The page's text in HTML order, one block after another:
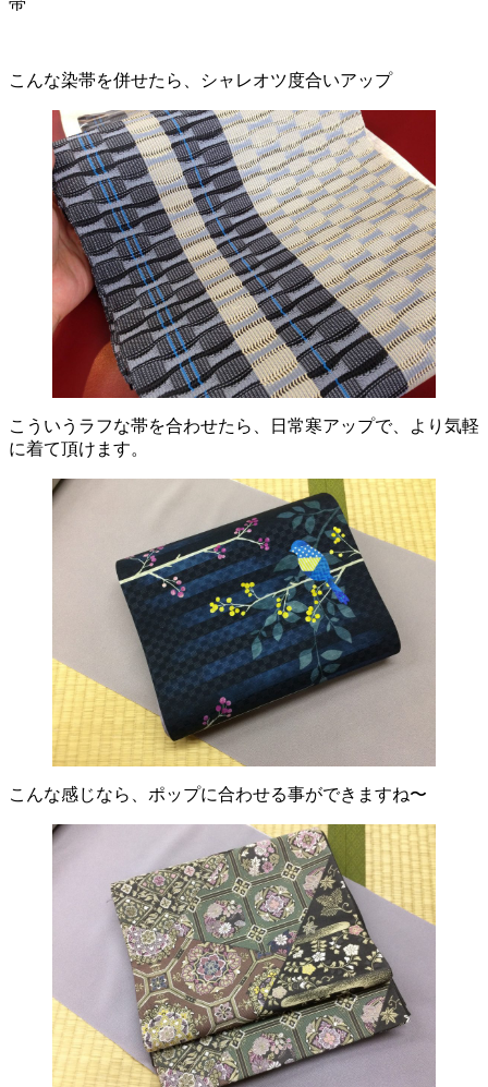
こんな染帯を併せたら、シャレオツ度合いアップ
こういうラフな帯を合わせたら、日常寒アップで、より気軽
に着て頂けます。
こんな感じなら、ポップに合わせる事ができますね〜